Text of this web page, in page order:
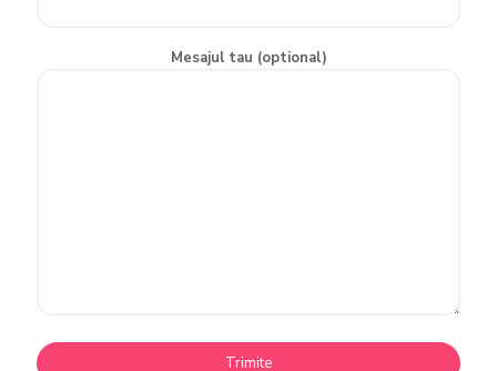
Mesajul tau (optional)